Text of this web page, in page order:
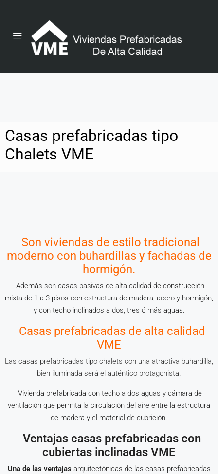
Casas prefabricadas tipo
Chalets VME
Son viviendas de estilo tradicional
moderno con buhardillas y fachadas de
hormigón.
Además son casas pasivas de alta calidad de construcción
mixta de 1 a 3 pisos con estructura de madera, acero y hormigón,
y con techo inclinados a dos, tres ó más aguas.
Casas prefabricadas de alta calidad
VME
Las casas prefabricadas tipo chalets con una atractiva buhardilla,
bien iluminada será el auténtico protagonista.
Vivienda prefabricada con techo a dos aguas y cámara de
ventilación que permita la circulación del aire entre la estructura
de madera y el material de cubrición.
Ventajas casas prefabricadas con
cubiertas inclinadas VME
Una de las ventajas arquitectónicas de las casas prefabricadas